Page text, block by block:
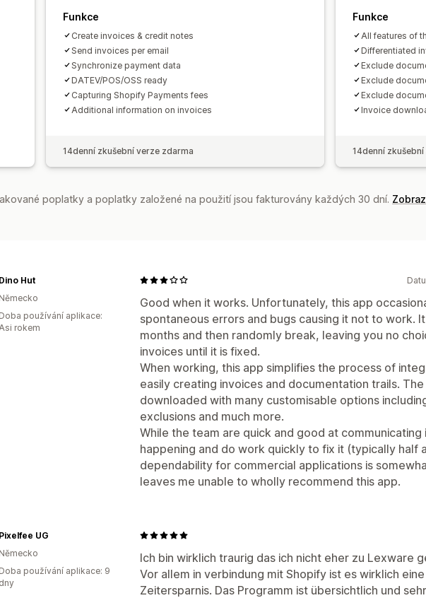
Funkce
Create invoices & credit notes
Send invoices per email
Synchronize payment data
DATEV/POS/OSS ready
Capturing Shopify Payments fees
Additional information on invoices
14denní zkušební verze zdarma
Funkce
All features of
Differentiated
Exclude
Exclude
Exclude
Invoice
14denní
poplatky a poplatky založené na použití jsou fakturovány každých 30 dní.
Good when it works. Unfortunately, this app
spontaneous errors and bugs causing it not to work.
months and then randomly break, leaving you no
invoices until it is fixed.
When working, this app simplifies the process of
easily creating invoices and documentation trails.
downloaded with many customisable options
exclusions and much more.
While the team are quick and good at communicating
happening and do work quickly to fix it (typically half
dependability for commercial applications is
leaves me unable to wholly recommend this app.
Dino Hut
Německo
Doba používání aplikace:
Asi rokem
Ich bin wirklich traurig das ich nicht eher zu Lexware
Vor allem in verbindung mit Shopify ist es wirklich
Zeitersparnis. Das Programm ist übersichtlich und
Pixelfee UG
Německo
Doba používání aplikace: 9
dny